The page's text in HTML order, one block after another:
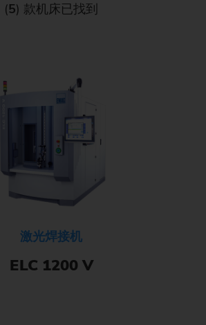
(5) 款机床已找到
激光焊接机
ELC 1200 V